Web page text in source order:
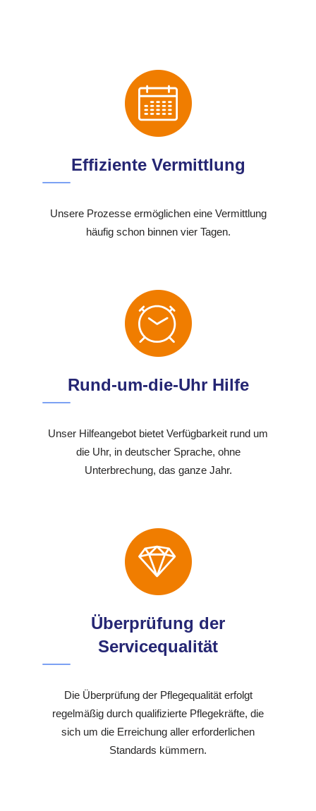
Effiziente Vermittlung
Unsere Prozesse ermöglichen eine Vermittlung
häufig schon binnen vier Tagen.
Rund-um-die-Uhr Hilfe
Unser Hilfeangebot bietet Verfügbarkeit rund um
die Uhr, in deutscher Sprache, ohne
Unterbrechung, das ganze Jahr.
Überprüfung der
Servicequalität
Die Überprüfung der Pflegequalität erfolgt
regelmäßig durch qualifizierte Pflegekräfte, die
sich um die Erreichung aller erforderlichen
Standards kümmern.